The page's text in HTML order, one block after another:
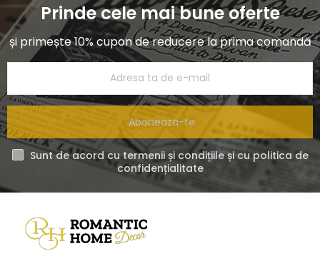
Prinde cele mai bune oferte
și primește 10% cupon de reducere la prima comandă
Aboneaza-te
Sunt de acord cu termenii și condițiile și cu politica de
confidențialitate